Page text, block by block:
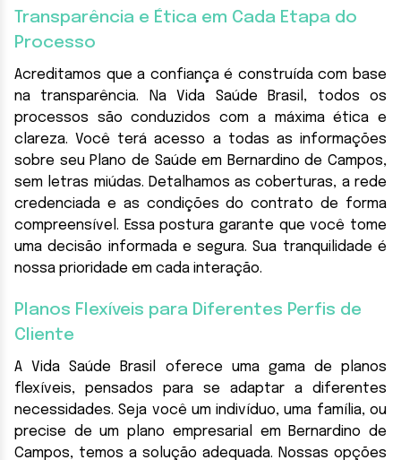
Transparência e Ética em Cada Etapa do
Processo
Acreditamos que a confiança é construída com base
na transparência. Na Vida Saúde Brasil, todos os
processos são conduzidos com a máxima ética e
clareza. Você terá acesso a todas as informações
sobre seu Plano de Saúde em Bernardino de Campos,
sem letras miúdas. Detalhamos as coberturas, a rede
credenciada e as condições do contrato de forma
compreensível. Essa postura garante que você tome
uma decisão informada e segura. Sua tranquilidade é
nossa prioridade em cada interação.
Planos Flexíveis para Diferentes Perfis de
Cliente
A Vida Saúde Brasil oferece uma gama de planos
flexíveis, pensados para se adaptar a diferentes
necessidades. Seja você um indivíduo, uma família, ou
precise de um plano empresarial em Bernardino de
Campos, temos a solução adequada. Nossas opções